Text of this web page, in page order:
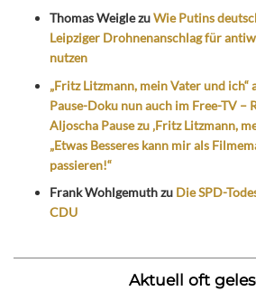
Thomas WeiglezuWie Putins
Leipziger Drohnenanschlag für
nutzen
„Fritz Litzmann, mein Vater und ich“
Pause-Doku nun auch im Free-TV –
Aljoscha Pause zu ‚Fritz Litzmann,
„Etwas Besseres kann mir als
passieren!“
Frank Wohlgemuthzu Die SPD-
CDU
Aktuell oft